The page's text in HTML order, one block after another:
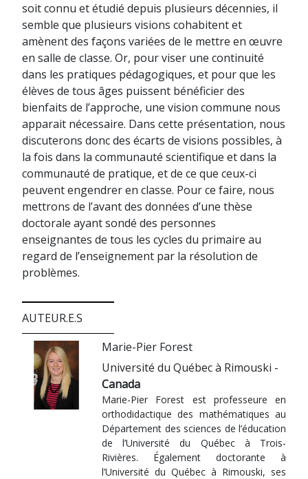
soit connu et étudié depuis plusieurs décennies, il
semble que plusieurs visions cohabitent et
amènent des façons variées de le mettre en œuvre
en salle de classe. Or, pour viser une continuité
dans les pratiques pédagogiques, et pour que les
élèves de tous âges puissent bénéficier des
bienfaits de l’approche, une vision commune nous
apparait nécessaire. Dans cette présentation, nous
discuterons donc des écarts de visions possibles, à
la fois dans la communauté scientifique et dans la
communauté de pratique, et de ce que ceux-ci
peuvent engendrer en classe. Pour ce faire, nous
mettrons de l’avant des données d’une thèse
doctorale ayant sondé des personnes
enseignantes de tous les cycles du primaire au
regard de l’enseignement par la résolution de
problèmes.
AUTEUR.E.S
Marie-Pier Forest
Université du Québec à Rimouski -
Canada
Marie-Pier Forest est professeure en
orthodidactique des mathématiques au
Département des sciences de l’éducation
de l’Université du Québec à Trois-
Rivières. Également doctorante à
l’Université du Québec à Rimouski, ses